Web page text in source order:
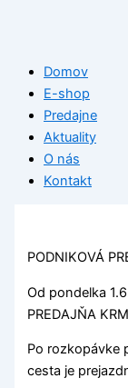
Domov
E-shop
Predajne
Aktuality
O nás
Kontakt
PODNIKOVÁ
Od pondelka
PREDAJŇA
Po rozkopávke
cesta je